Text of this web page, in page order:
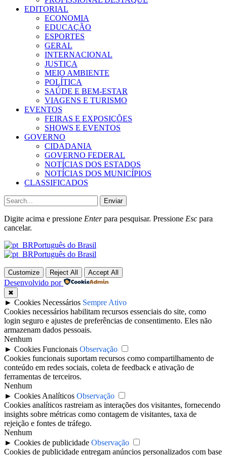
EDITORIAL
ECONOMIA
EDUCAÇÃO
ESPORTES
GERAL
INTERNACIONAL
JUSTIÇA
MEIO AMBIENTE
POLÍTICA
SAÚDE E BEM-ESTAR
VIAGENS E TURISMO
EVENTOS
FEIRAS E EXPOSIÇÕES
SHOWS E EVENTOS
GOVERNO
CIDADANIA
GOVERNO FEDERAL
NOTÍCIAS DOS ESTADOS
NOTÍCIAS DOS MUNICÍPIOS
CLASSIFICADOS
Enviar
Digite acima e pressione Enterpara pesquisar. Pressione Esc para
cancelar.
Português do Brasil
Português do Brasil
Customize Reject All Accept All
Desenvolvido por
✖
► Cookies Necessários Sempre Ativo
Cookies necessários habilitam recursos essenciais do site, como
login seguro e ajustes de preferências de consentimento. Eles não
armazenam dados pessoais.
Nenhum
► Cookies Funcionais Observação
Cookies funcionais suportam recursos como compartilhamento de
conteúdo em redes sociais, coleta de feedback e ativação de
ferramentas de terceiros.
Nenhum
► Cookies Analíticos Observação
Cookies analíticos rastreiam as interações dos visitantes, fornecendo
insights sobre métricas como contagem de visitantes, taxa de
rejeição e fontes de tráfego.
Nenhum
► Cookies de publicidade Observação
Cookies de publicidade entregam anúncios personalizados com base